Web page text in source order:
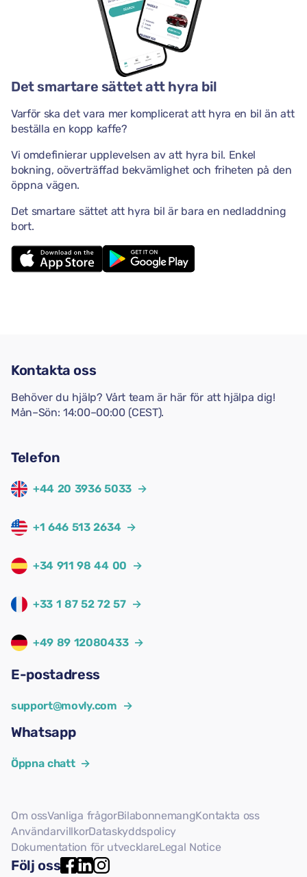
Det smartare sättet att hyra bil
Varför ska det vara mer komplicerat att hyra en bil än att
beställa en kopp kaffe?
Vi omdefinierar upplevelsen av att hyra bil. Enkel
bokning, oöverträffad bekvämlighet och friheten på den
öppna vägen.
Det smartare sättet att hyra bil är bara en nedladdning
bort.
Kontakta oss
Behöver du hjälp? Vårt team är här för att hjälpa dig!
Mån–Sön: 14:00–00:00 (CEST).
Telefon
+44 20 3936 5033 →
+1 646 513 2634 →
+34 911 98 44 00 →
+33 1 87 52 72 57 →
+49 89 12080433 →
E-postadress
support@movly.com →
Whatsapp
Öppna chatt →
Om ossVanliga frågorBilabonnemangKontakta oss
AnvändarvillkorDataskyddspolicy
Dokumentation för utvecklareLegal Notice
Följ oss